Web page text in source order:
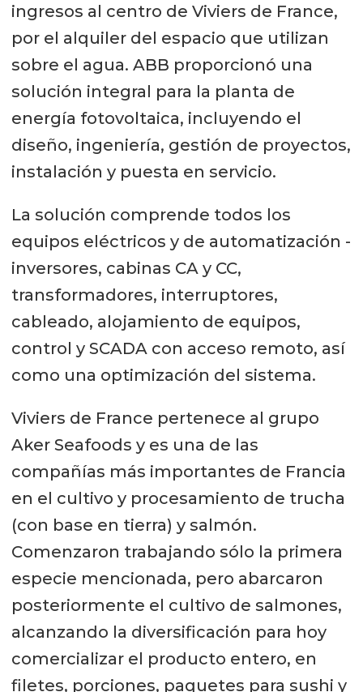
ingresos al centro de Viviers de France,
por el alquiler del espacio que utilizan
sobre el agua. ABB proporcionó una
solución integral para la planta de
energía fotovoltaica, incluyendo el
diseño, ingeniería, gestión de proyectos,
instalación y puesta en servicio.
La solución comprende todos los
equipos eléctricos y de automatización -
inversores, cabinas CA y CC,
transformadores, interruptores,
cableado, alojamiento de equipos,
control y SCADA con acceso remoto, así
como una optimización del sistema.
Viviers de France pertenece al grupo
Aker Seafoods y es una de las
compañías más importantes de Francia
en el cultivo y procesamiento de trucha
(con base en tierra) y salmón.
Comenzaron trabajando sólo la primera
especie mencionada, pero abarcaron
posteriormente el cultivo de salmones,
alcanzando la diversificación para hoy
comercializar el producto entero, en
filetes, porciones, paquetes para sushi y